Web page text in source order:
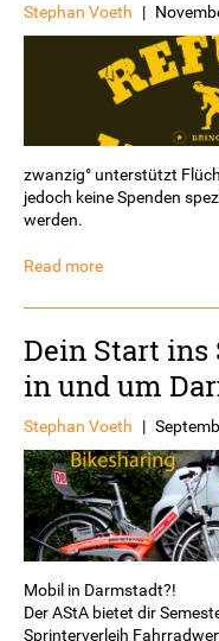
Stephan Voeth |
zwanzig° unterstützt
jedoch keine Spenden
werden.
Read more
Dein Start
in und um
Stephan Voeth |
Mobil in Darmstadt?!
Der AStA bietet dir
Sprinterverleih